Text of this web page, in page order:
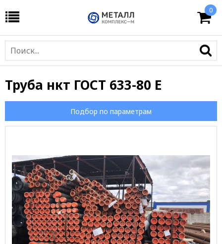
0
Труба нкт ГОСТ 633-80 Е
Подбор по параметрам